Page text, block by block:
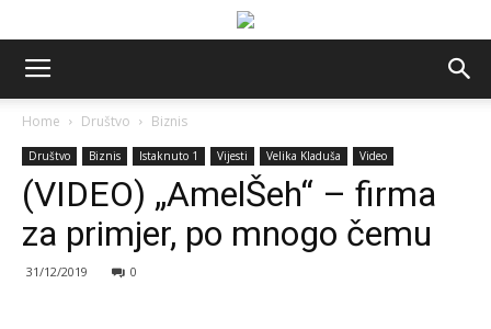
Home Društvo Biznis
Društvo Biznis Istaknuto 1 Vijesti Velika Kladuša Video
(VIDEO) „AmelŠeh“ – firma
za primjer, po mnogo čemu
31/12/2019 0